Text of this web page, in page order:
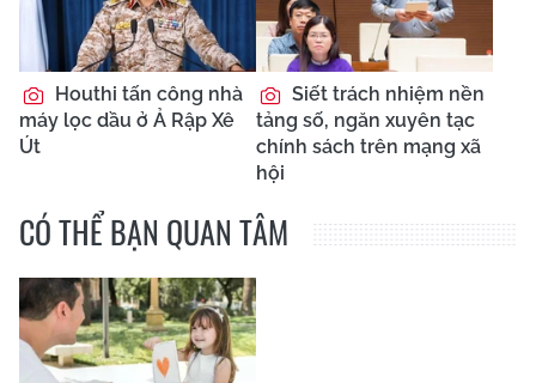
Houthi tấn công nhà
máy lọc dầu ở Ả Rập Xê
Út
Siết trách nhiệm nền
tảng số, ngăn xuyên tạc
chính sách trên mạng xã
hội
CÓ THỂ BẠN QUAN TÂM